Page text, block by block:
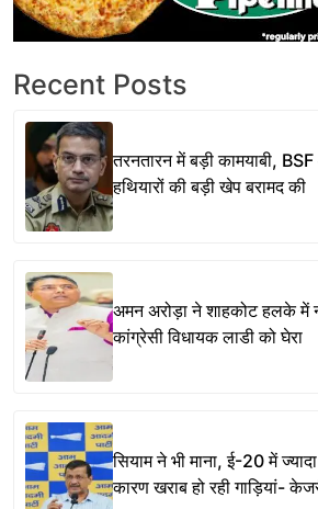
Recent Posts
तरनतारन में बड़ी कामयाबी,
हथियारों की बड़ी खेप बरामद की
अमन अरोड़ा ने शाहकोट हलके में
कांग्रेसी विधायक लाडी को घेरा
सियाम ने भी माना, ई-20 में
कारण खराब हो रही गाड़ियां-